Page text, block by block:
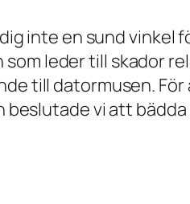
inte en sund
leder till skador
till datormusen.
vi att